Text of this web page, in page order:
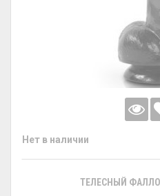
Нет в наличии
ТЕЛЕСНЫЙ